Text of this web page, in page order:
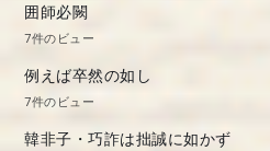
囲師必闕
7件のビュー
例えば卒然の如し
7件のビュー
韓非子・巧詐は拙誠に如かず